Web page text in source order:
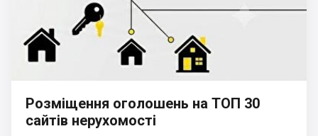
Розміщення оголошень на ТОП 30
сайтів нерухомості